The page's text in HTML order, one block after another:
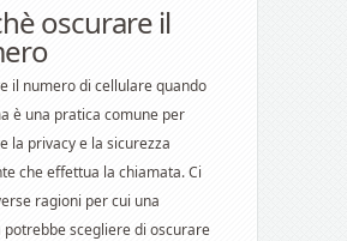
oscurare il
il numero di cellulare quando
è una pratica comune per
la privacy e la sicurezza
che effettua la chiamata. Ci
ragioni per cui una
potrebbe scegliere di oscurare